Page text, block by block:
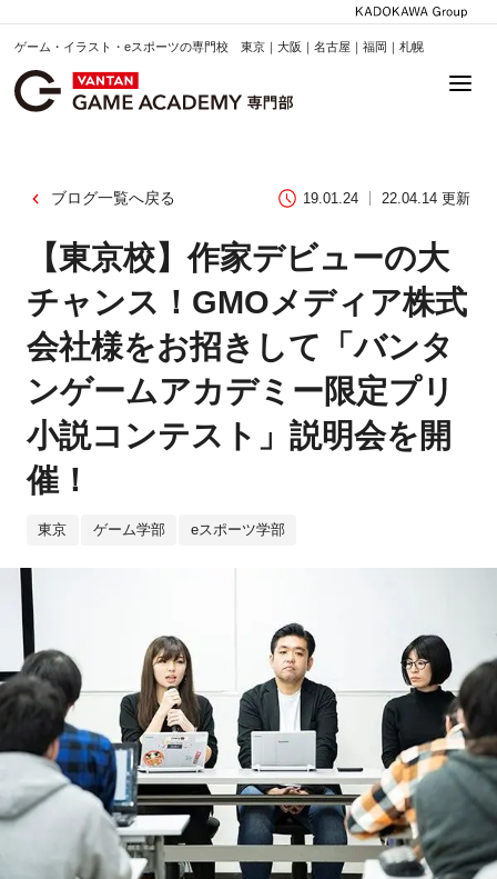
ゲーム・イラスト・eスポーツの専門校 東京｜大阪｜名古屋｜福岡｜札幌
ブログ一覧へ戻る 19.01.24 22.04.14 更新
【東京校】作家デビューの大
チャンス！GMOメディア株式
会社様をお招きして「バンタ
ンゲームアカデミー限定プリ
小説コンテスト」説明会を開
催！
東京 ゲーム学部 eスポーツ学部